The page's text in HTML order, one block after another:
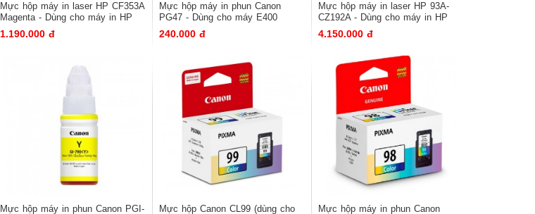
Mực hộp máy in laser HP CF353A
Magenta - Dùng cho máy in HP
M153/M176/M177
1.190.000 đ
Mực hộp máy in phun Canon
PG47 - Dùng cho máy E400
240.000 đ
Mực hộp máy in laser HP 93A-
CZ192A - Dùng cho máy in HP
M435nw/M701/M706N
4.150.000 đ
Mực hộp máy in phun Canon PGI-
Mực hộp Canon CL99 (dùng cho
Mực hộp máy in phun Canon